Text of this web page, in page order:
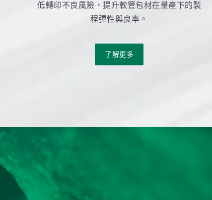
低轉印不良風險，提升軟管包材在量產下的製
程彈性與良率。
了解更多